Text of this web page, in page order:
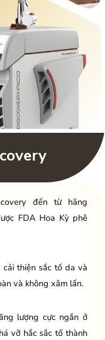
đến từ hãng
FDA Hoa Kỳ phê
thiện sắc tố da và
và không xâm lấn.
lượng cực ngắn ở
vỡ hắc sắc tố thành